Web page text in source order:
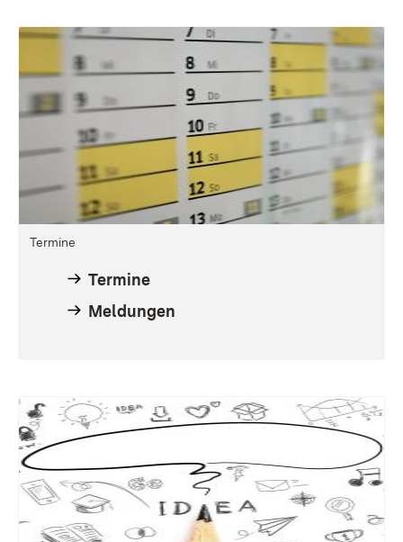
Termine
Termine
Meldungen